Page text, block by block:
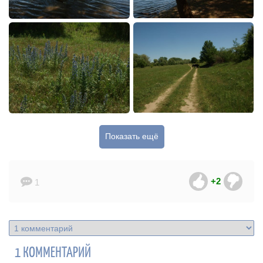
Показать ещё
1 +2
1 КОММЕНТАРИЙ